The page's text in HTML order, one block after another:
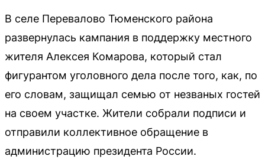
В селе Перевалово Тюменского района
развернулась кампания в поддержку местного
жителя Алексея Комарова, который стал
фигурантом уголовного дела после того, как, по
его словам, защищал семью от незваных гостей
на своем участке. Жители собрали подписи и
отправили коллективное обращение в
администрацию президента России.